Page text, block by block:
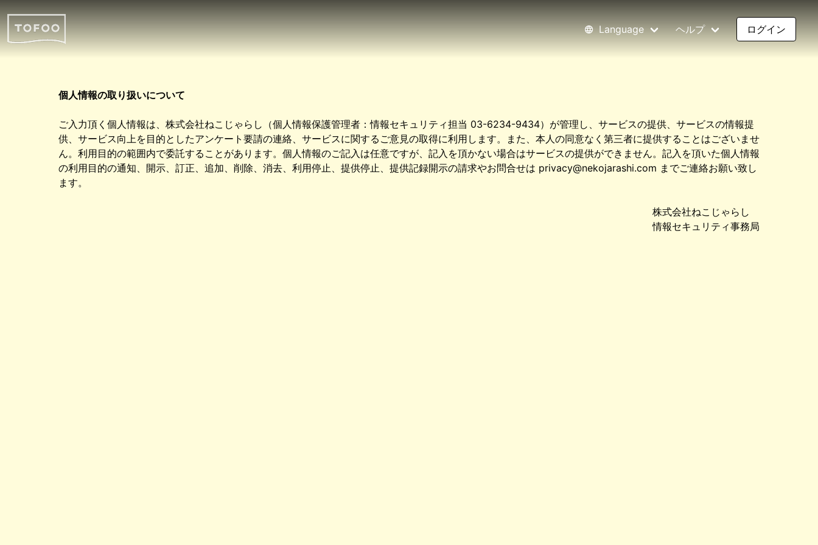
Language ヘルプ ログイン
個人情報の取り扱いについて
ご入力頂く個人情報は、株式会社ねこじゃらし（個人情報保護管理者：情報セキュリティ担当 03-6234-9434）が管理し、サービスの提供、サービスの情報提
供、サービス向上を目的としたアンケート要請の連絡、サービスに関するご意見の取得に利用します。また、本人の同意なく第三者に提供することはございませ
ん。利用目的の範囲内で委託することがあります。個人情報のご記入は任意ですが、記入を頂かない場合はサービスの提供ができません。記入を頂いた個人情報
の利用目的の通知、開示、訂正、追加、削除、消去、利用停止、提供停止、提供記録開示の請求やお問合せは privacy@nekojarashi.com までご連絡お願い致し
ます。
株式会社ねこじゃらし
情報セキュリティ事務局